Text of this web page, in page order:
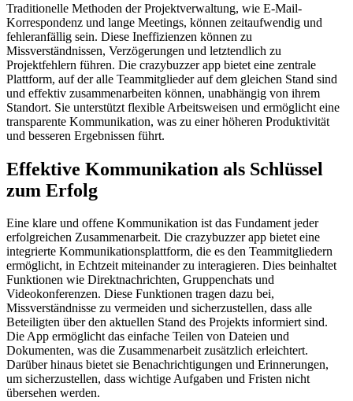
Traditionelle Methoden der Projektverwaltung, wie E-Mail-
Korrespondenz und lange Meetings, können zeitaufwendig und
fehleranfällig sein. Diese Ineffizienzen können zu
Missverständnissen, Verzögerungen und letztendlich zu
Projektfehlern führen. Die crazybuzzer app bietet eine zentrale
Plattform, auf der alle Teammitglieder auf dem gleichen Stand sind
und effektiv zusammenarbeiten können, unabhängig von ihrem
Standort. Sie unterstützt flexible Arbeitsweisen und ermöglicht eine
transparente Kommunikation, was zu einer höheren Produktivität
und besseren Ergebnissen führt.
Effektive Kommunikation als Schlüssel
zum Erfolg
Eine klare und offene Kommunikation ist das Fundament jeder
erfolgreichen Zusammenarbeit. Die crazybuzzer app bietet eine
integrierte Kommunikationsplattform, die es den Teammitgliedern
ermöglicht, in Echtzeit miteinander zu interagieren. Dies beinhaltet
Funktionen wie Direktnachrichten, Gruppenchats und
Videokonferenzen. Diese Funktionen tragen dazu bei,
Missverständnisse zu vermeiden und sicherzustellen, dass alle
Beteiligten über den aktuellen Stand des Projekts informiert sind.
Die App ermöglicht das einfache Teilen von Dateien und
Dokumenten, was die Zusammenarbeit zusätzlich erleichtert.
Darüber hinaus bietet sie Benachrichtigungen und Erinnerungen,
um sicherzustellen, dass wichtige Aufgaben und Fristen nicht
übersehen werden.